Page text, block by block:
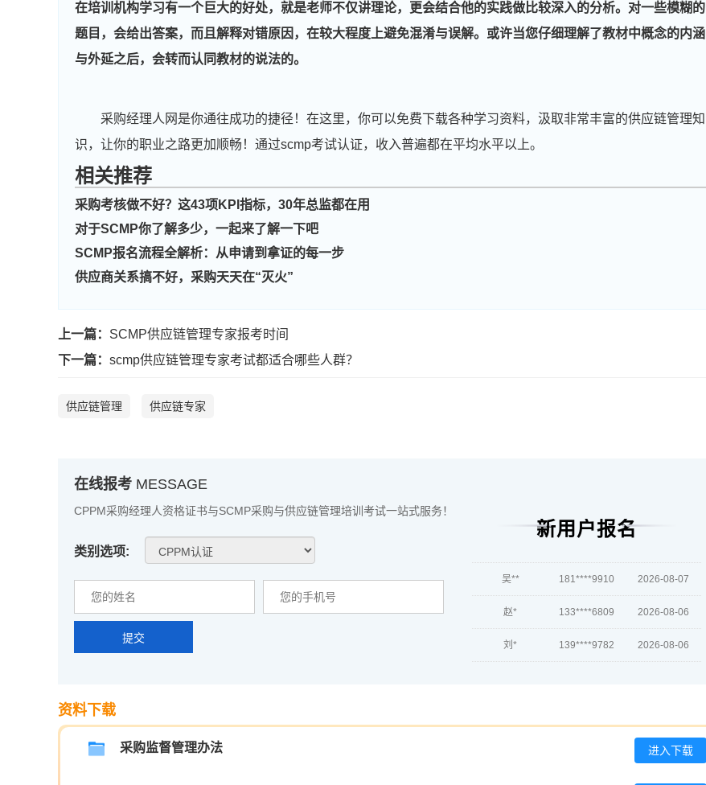
在培训机构学习有一个巨大的好处，就是老师不仅讲理论，更会结合他的实践做比较深入的分析。对一些模糊的
题目，会给出答案，而且解释对错原因，在较大程度上避免混淆与误解。或许当您仔细理解了教材中概念的内涵
与外延之后，会转而认同教材的说法的。
采购经理人网是你通往成功的捷径！在这里，你可以免费下载各种学习资料，汲取非常丰富的供应链管理知
识，让你的职业之路更加顺畅！通过scmp考试认证，收入普遍都在平均水平以上。
相关推荐
采购考核做不好？这43项KPI指标，30年总监都在用
对于SCMP你了解多少，一起来了解一下吧
SCMP报名流程全解析：从申请到拿证的每一步
供应商关系搞不好，采购天天在“灭火”
上一篇： SCMP供应链管理专家报考时间
下一篇： scmp供应链管理专家考试都适合哪些人群？
供应链管理 供应链专家
在线报考 MESSAGE
CPPM采购经理人资格证书与SCMP采购与供应链管理培训考试一站式服务！
类别选项:
提交
新用户报名
程**
189****9973
吴** 181****9910 2026-08-07
赵* 133****6809 2026-08-06
刘* 139****9782 2026-08-06
周** 189****9015 2026-08-06
程** 139****9849 2026-08-09
2026-08-08
资料下载
采购监督管理办法 进入下载